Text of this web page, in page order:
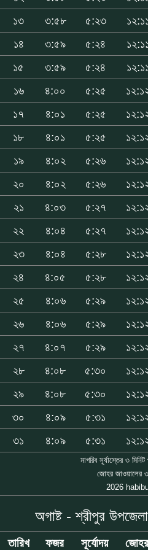
১৩
৩:৫৮ ৫:২৩
১৪
৩:৫৯ ৫:২৪
১৫
৩:৫৯ ৫:২৪
১৬
৪:০০ ৫:২৫
১৭
৪:০১ ৫:২৫
১৮
৪:০১ ৫:২৫
১৯
৪:০২ ৫:২৬
২০
৪:০২ ৫:২৬
২১
৪:০৩ ৫:২৭
২২
৪:০৪ ৫:২৭
২৩
৪:০৪ ৫:২৮
২৪
৪:০৫ ৫:২৮
২৫
৪:০৬ ৫:২৯
২৬
৪:০৬ ৫:২৯
২৭
৪:০৭ ৫:২৯
২৮
৪:০৮ ৫:৩০
২৯
৪:০৮ ৫:৩০
৩০
৪:০৯ ৫:৩১
৩১
৪:০৯ ৫:৩১
মাগরিব সূর্যাস্তের ৩
জোহর জাওয়ালের ৩
2026
অগাষ্ট - শ্রীপুর
তারিখ ফজর সূর্যোদয় জোহর